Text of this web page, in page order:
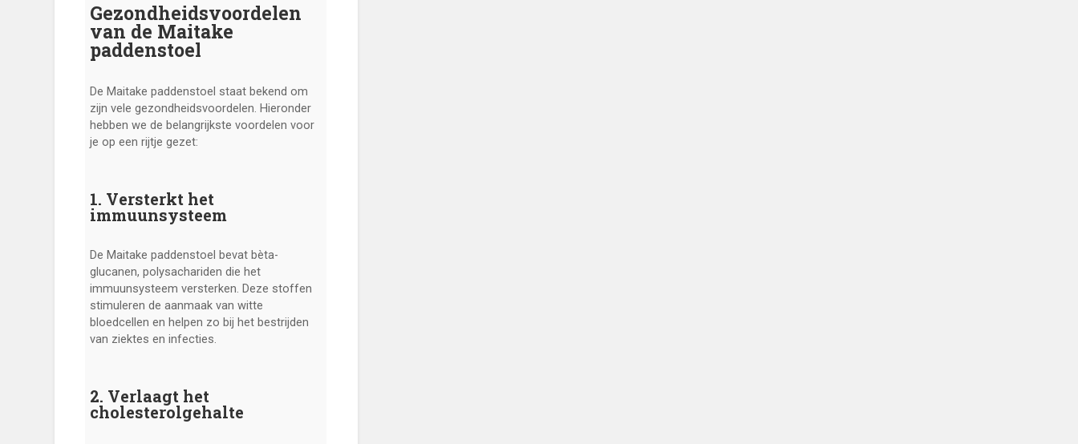
Gezondheidsvoordelen
van de Maitake
paddenstoel
De Maitake paddenstoel staat bekend om
zijn vele gezondheidsvoordelen. Hieronder
hebben we de belangrijkste voordelen voor
je op een rijtje gezet:
1. Versterkt het
immuunsysteem
De Maitake paddenstoel bevat bèta-
glucanen, polysachariden die het
immuunsysteem versterken. Deze stoffen
stimuleren de aanmaak van witte
bloedcellen en helpen zo bij het bestrijden
van ziektes en infecties.
2. Verlaagt het
cholesterolgehalte